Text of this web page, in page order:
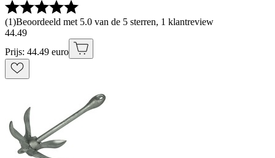
(1)Beoordeeld met 5.0 van de 5 sterren, 1 klantreview
44.49
Prijs: 44.49 euro